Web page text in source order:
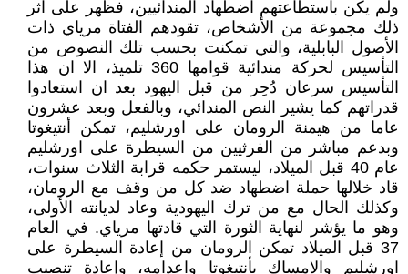
ولم يكن باستطاعتهم اضطهاد المندائيين، فظهر على اثر
ذلك مجموعة من الأشخاص، تقودهم الفتاة مرياي ذات
الأصول البابلية، والتي تمكنت بحسب تلك النصوص من
التأسيس لحركة مندائية قوامها 360 تلميذ، الا ان هذا
التأسيس سرعان دُحِر من قبل اليهود بعد ان استعادوا
قدراتهم كما يشير النص المندائي، وبالفعل وبعد عشرون
عاما من هيمنة الرومان على اورشليم، تمكن أنتيغوتا
وبدعم مباشر من الفرثيين من السيطرة على اورشليم
عام 40 قبل الميلاد، ليستمر حكمه قرابة الثلاث سنوات،
قاد خلالها حملة اضطهاد ضد كل من وقف مع الرومان،
وكذلك الحال مع من ترك اليهودية وعاد لديانته الأولى،
وهو ما يؤشر لنهاية الثورة التي قادتها مرياي. في العام
37 قبل الميلاد تمكن الرومان من إعادة السيطرة على
اورشليم والامساك بأنتيغوتا واعدامه، وإعادة تنصيب